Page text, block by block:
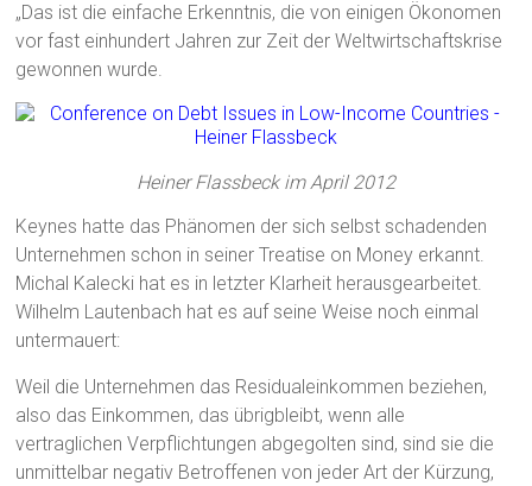
„Das ist die einfache Erkenntnis, die von einigen Ökonomen
vor fast einhundert Jahren zur Zeit der Weltwirtschaftskrise
gewonnen wurde.
Heiner Flassbeck im April 2012
Keynes hatte das Phänomen der sich selbst schadenden
Unternehmen schon in seiner Treatise on Money erkannt.
Michal Kalecki hat es in letzter Klarheit herausgearbeitet.
Wilhelm Lautenbach hat es auf seine Weise noch einmal
untermauert:
Weil die Unternehmen das Residualeinkommen beziehen,
also das Einkommen, das übrigbleibt, wenn alle
vertraglichen Verpflichtungen abgegolten sind, sind sie die
unmittelbar negativ Betroffenen von jeder Art der Kürzung,